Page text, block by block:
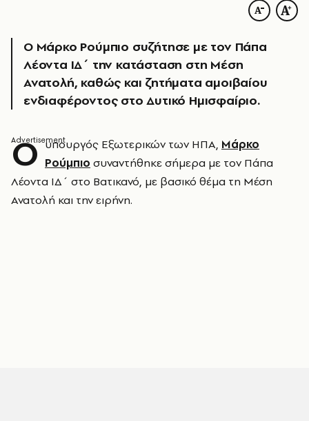
Ο Μάρκο Ρούμπιο συζήτησε με τον Πάπα
Λέοντα ΙΔ΄ την κατάσταση στη Μέση
Ανατολή, καθώς και ζητήματα αμοιβαίου
ενδιαφέροντος στο Δυτικό Ημισφαίριο.
Ο υπουργός Εξωτερικών των ΗΠΑ, Μάρκο
Ρούμπιο συναντήθηκε σήμερα με τον Πάπα
Λέοντα ΙΔ΄ στο Βατικανό, με βασικό θέμα τη Μέση
Ανατολή και την ειρήνη.